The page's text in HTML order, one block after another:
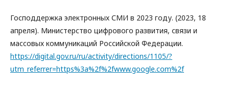
Господдержка электронных СМИ в 2023 году. (2023, 18
апреля). Министерство цифрового развития, связи и
массовых коммуникаций Российской Федерации.
https://digital.gov.ru/ru/activity/directions/1105/?
utm_referrer=https%3a%2f%2fwww.google.com%2f